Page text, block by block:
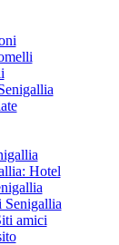
Hotel
Senigallia
amici